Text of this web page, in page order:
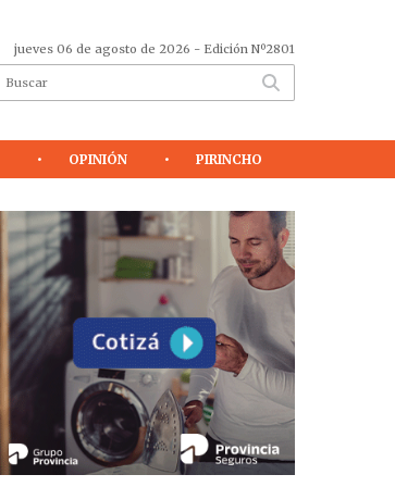
jueves 06 de agosto de 2026 - Edición Nº2801
OPINIÓN PIRINCHO